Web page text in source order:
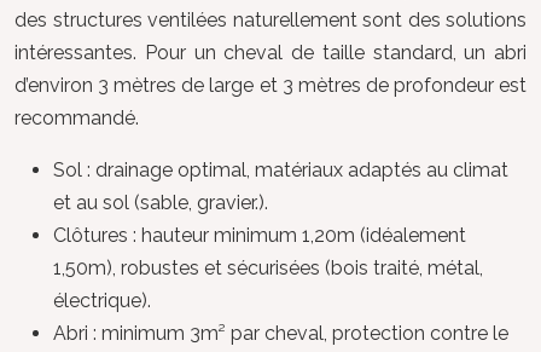
des structures ventilées naturellement sont des solutions
intéressantes. Pour un cheval de taille standard, un abri
d’environ 3 mètres de large et 3 mètres de profondeur est
recommandé.
Sol : drainage optimal, matériaux adaptés au climat
et au sol (sable, gravier.).
Clôtures : hauteur minimum 1,20m (idéalement
1,50m), robustes et sécurisées (bois traité, métal,
électrique).
Abri : minimum 3m² par cheval, protection contre le